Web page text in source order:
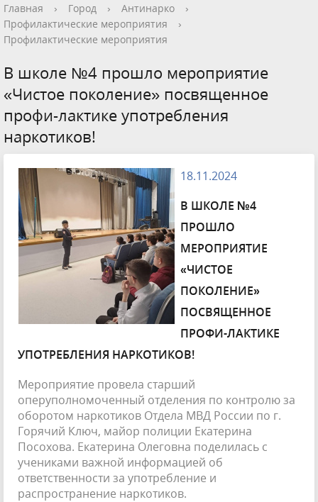
Главная › Город › Антинарко
›
Профилактические мероприятия
›
Профилактические мероприятия
В школе №4 прошло мероприятие
«Чистое поколение» посвященное
профи-лактике употребления
наркотиков!
18.11.2024
В ШКОЛЕ №4
ПРОШЛО
МЕРОПРИЯТИЕ
«ЧИСТОЕ
ПОКОЛЕНИЕ»
ПОСВЯЩЕННОЕ
ПРОФИ-ЛАКТИКЕ
УПОТРЕБЛЕНИЯ НАРКОТИКОВ!
Мероприятие провела старший
оперуполномоченный отделения по контролю за
оборотом наркотиков Отдела МВД России по г.
Горячий Ключ, майор полиции Екатерина
Посохова. Екатерина Олеговна поделилась с
учениками важной информацией об
ответственности за употребление и
распространение наркотиков.